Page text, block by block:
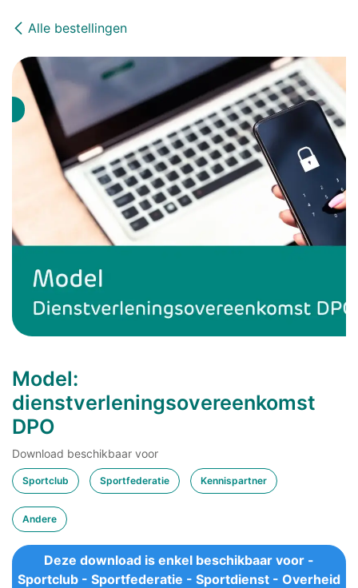
Alle bestellingen
Model:
dienstverleningsovereenkomst
DPO
Download beschikbaar voor
Sportclub Sportfederatie Kennispartner
Andere
Deze download is enkel beschikbaar voor -
Sportclub - Sportfederatie - Sportdienst - Overheid